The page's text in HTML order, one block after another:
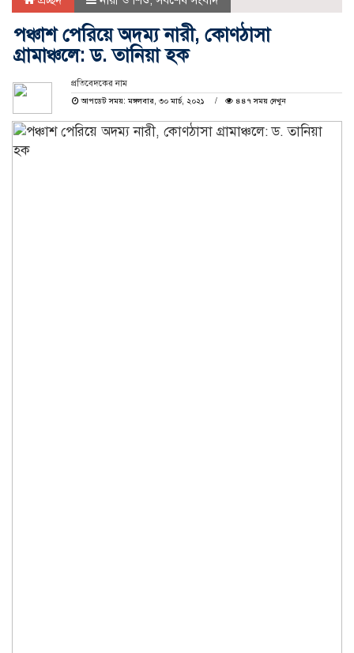
পঞ্চাশ পেরিয়ে অদম্য নারী, কোণঠাসা
গ্রামাঞ্চলে: ড. তানিয়া হক
প্রতিবেদকের নাম
আপডেট সময়: মঙ্গলবার, ৩০ মার্চ, ২০২১
৪৪৭ সময় দেখুন